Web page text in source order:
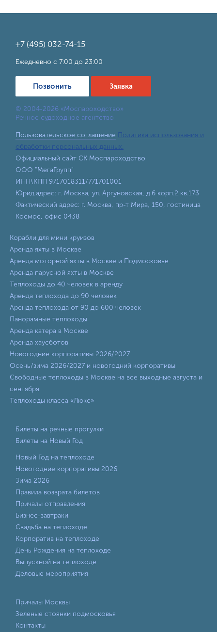
+7 (495) 032-74-15
Ежедневно с 7:00 до 23:00
Позвонить Заявка
© 2004-2026 «Моспароходство»
Речное судоходное агентство
Пользовательское соглашение Политика использования и
обработки персональных данных.
Официальный сайт СК Моспароходство
ООО "МегаГрупп"
ИНН\КПП 9717018311/771701001
Юрид.адрес: г. Москва, ул. Аргуновская, д.6 корп.2 кв.173
Фактический адрес: г. Москва, пр-т Мира, 150, гостиница
Космос, офис 0438
Корабли для мини круизов
Аренда яхты в Москве
Аренда моторной яхты в Москве и Подмосковье
Аренда парусной яхты в Москве
Теплоходы до 40 человек в аренду
Аренда теплохода до 90 человек
Аренда теплохода от 90 до 600 человек
Панорамные теплоходы
Аренда катера в Москве
Аренда хаусботов
Новогодние корпоративы 2026/2027
Осень/зима 2026/2027 и новогодний корпоративы
Свободные теплоходы в Москве на все выходные августа и
сентября
Теплоходы класса «Люкс»
Билеты на речные прогулки
Билеты на Новый Год
Новый Год на теплоходе
Новогодние корпоративы 2026
Зима 2026
Правила возврата билетов
Причалы отправления
Бизнес-завтраки
Свадьба на теплоходе
Корпоратив на теплоходе
День Рождения на теплоходе
Выпускной на теплоходе
Деловые мероприятия
Причалы Москвы
Зеленые стоянки подмосковья
Контакты